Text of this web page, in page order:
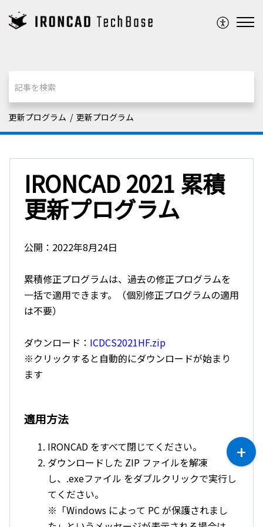
更新プログラム 更新プログラム
IRONCAD 2021 累積
更新プログラム
公開：2022年8月24日
累積修正プログラムは、過去の修正プログラムを
一括で適用できます。（個別修正プログラムの適用
は不要）
ダウンロード： ICDCS2021HF.zip
※クリックすると自動的にダウンロードが始まり
ます
適用方法
IRONCAD をすべて閉じてください。
ダウンロードした ZIP ファイルを解凍
し、.exeファイル をダブルクリックで実行し
てください。
※「Windows によって PC が保護されまし